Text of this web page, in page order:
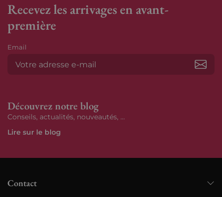
Recevez les arrivages en avant-
première
Email
Découvrez notre blog
Conseils, actualités, nouveautés, ...
Lire sur le blog
Contact